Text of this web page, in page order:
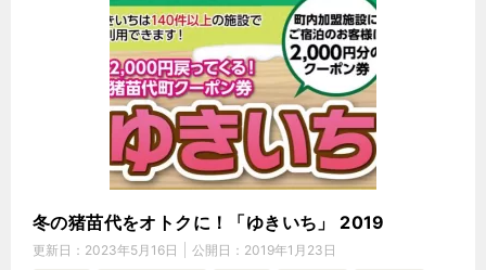
冬の猪苗代をオトクに！「ゆきいち」 2019
更新日： 2023年5月16日 公開日： 2019年1月23日